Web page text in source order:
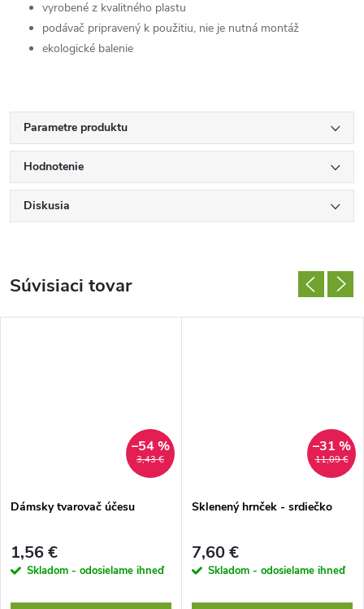
vyrobené z kvalitného plastu
podávač pripravený k použitiu, nie je nutná montáž
ekologické balenie
Parametre produktu
Hodnotenie
Diskusia
Súvisiaci tovar
3,43 €
–54 %
Dámsky tvarovač účesu
1,56 €
Skladom - odosielame ihneď
11,09 €
–31 %
Sklenený hrnček - srdiečko
7,60 €
Skladom - odosielame ihneď